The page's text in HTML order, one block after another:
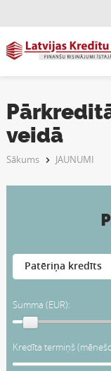
veidā
Sākums JAUNUMI
Summa (EUR):
Kredīta termiņš